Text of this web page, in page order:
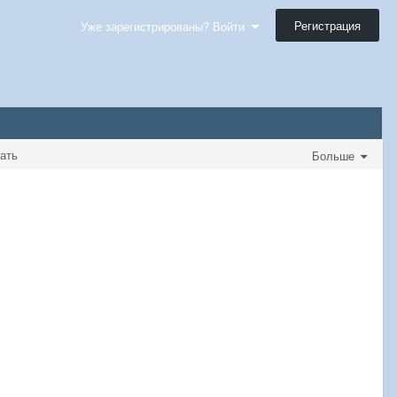
Уже зарегистрированы? Войти Регистрация
Больше